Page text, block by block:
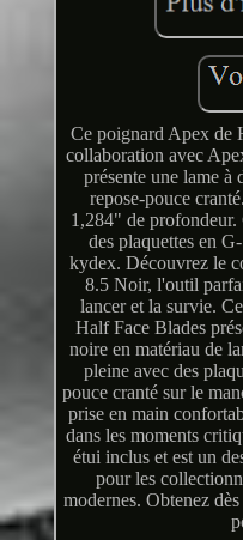
Ce poignard Apex de
collaboration avec
présente une lame à
repose-pouce
1,284" de profondeur.
des plaquettes en
kydex. Découvrez le
8.5 Noir, l'outil
lancer et la survie.
Half Face Blades
noire en matériau de
pleine avec des
pouce cranté sur le
prise en main
dans les moments
étui inclus et est un
pour les
modernes. Obtenez